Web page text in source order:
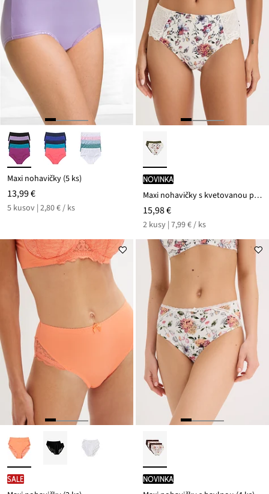
Maxi nohavičky (5 ks)
13,99 €
5 kusov | 2,80 € / ks
novinka
Maxi nohavičky s kvetovanou potlačou (2 ks)
15,98 €
2 kusy | 7,99 € / ks
SALE novinka